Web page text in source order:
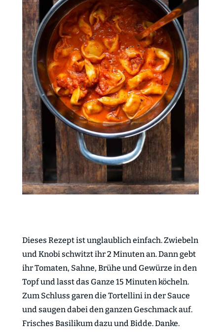
Dieses Rezept ist unglaublich einfach. Zwiebeln
und Knobi schwitzt ihr 2 Minuten an. Dann gebt
ihr Tomaten, Sahne, Brühe und Gewürze in den
Topf und lasst das Ganze 15 Minuten köcheln.
Zum Schluss garen die Tortellini in der Sauce
und saugen dabei den ganzen Geschmack auf.
Frisches Basilikum dazu und Bidde. Danke.